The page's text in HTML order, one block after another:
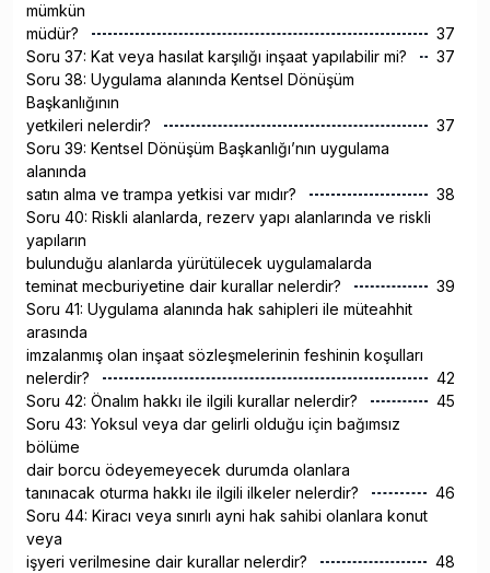
mümkün
müdür?
37
Soru 37: Kat veya hasılat karşılığı inşaat yapılabilir mi?
37
Soru 38: Uygulama alanında Kentsel Dönüşüm
Başkanlığının
yetkileri nelerdir?
37
Soru 39: Kentsel Dönüşüm Başkanlığı’nın uygulama
alanında
satın alma ve trampa yetkisi var mıdır?
38
Soru 40: Riskli alanlarda, rezerv yapı alanlarında ve riskli
yapıların
bulunduğu alanlarda yürütülecek uygulamalarda
teminat mecburiyetine dair kurallar nelerdir?
39
Soru 41: Uygulama alanında hak sahipleri ile müteahhit
arasında
imzalanmış olan inşaat sözleşmelerinin feshinin koşulları
nelerdir?
42
Soru 42: Önalım hakkı ile ilgili kurallar nelerdir?
45
Soru 43: Yoksul veya dar gelirli olduğu için bağımsız
bölüme
dair borcu ödeyemeyecek durumda olanlara
tanınacak oturma hakkı ile ilgili ilkeler nelerdir?
46
Soru 44: Kiracı veya sınırlı ayni hak sahibi olanlara konut
veya
işyeri verilmesine dair kurallar nelerdir?
48